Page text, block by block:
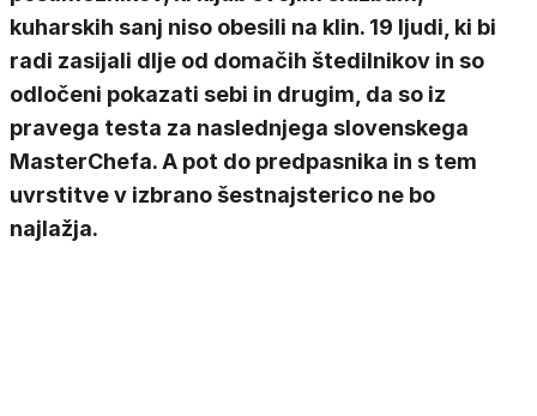
kuharskih sanj niso obesili na klin. 19 ljudi, ki bi
radi zasijali dlje od domačih štedilnikov in so
odločeni pokazati sebi in drugim, da so iz
pravega testa za naslednjega slovenskega
MasterChefa. A pot do predpasnika in s tem
uvrstitve v izbrano šestnajsterico ne bo
najlažja.